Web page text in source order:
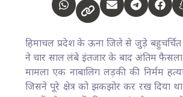
हिमाचल प्रदेश के ऊना जिले से जुड़े
ने चार साल लंबे इंतजार के बाद अंतिम फैसला
मामला एक नाबालिग लड़की की निर्मम
जिसने पूरे क्षेत्र को झकझोर कर रख दिया